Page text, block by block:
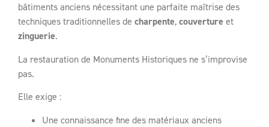
bâtiments anciens nécessitant une parfaite maîtrise des
techniques traditionnelles de charpente,couverture et
zinguerie.
La restauration de Monuments Historiques ne s’improvise
pas.
Elle exige :
Une connaissance fine des matériaux anciens